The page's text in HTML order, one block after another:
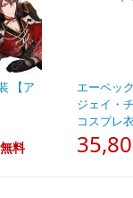
【ア
料
エーペッ
ジェイ・
コスプレ